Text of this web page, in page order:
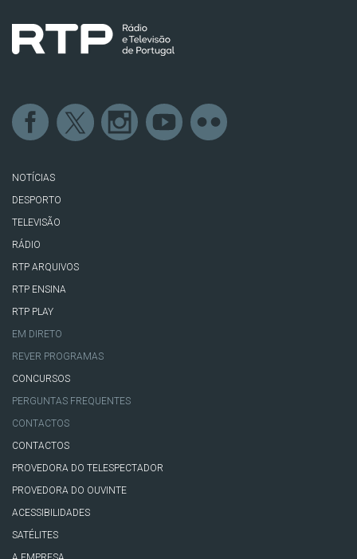
NOTÍCIAS
DESPORTO
TELEVISÃO
RÁDIO
RTP ARQUIVOS
RTP ENSINA
RTP PLAY
EM DIRETO
REVER PROGRAMAS
CONCURSOS
PERGUNTAS FREQUENTES
CONTACTOS
CONTACTOS
PROVEDORA DO TELESPECTADOR
PROVEDORA DO OUVINTE
ACESSIBILIDADES
SATÉLITES